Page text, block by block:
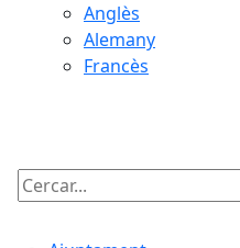
Anglès
Alemany
Francès
Cercar: